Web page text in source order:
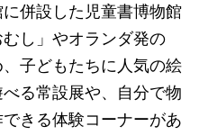
併設した児童書博物館
し」やオランダ発の
、子どもたちに人気の絵
る常設展や、自分で物
きる体験コーナーがあ